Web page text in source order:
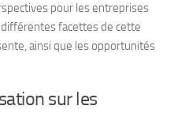
pour les entreprises
facettes de cette
ainsi que les opportunités
sur les